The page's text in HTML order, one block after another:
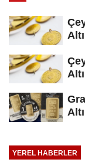
YEREL HABERLER